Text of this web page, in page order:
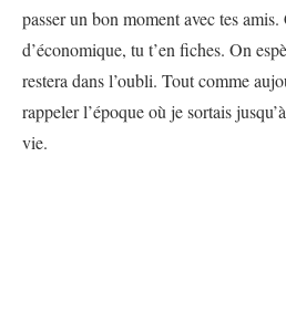
passer un bon moment avec tes
d’économique, tu t’en fiches. On
restera dans l’oubli. Tout comme
rappeler l’époque où je sortais
vie.